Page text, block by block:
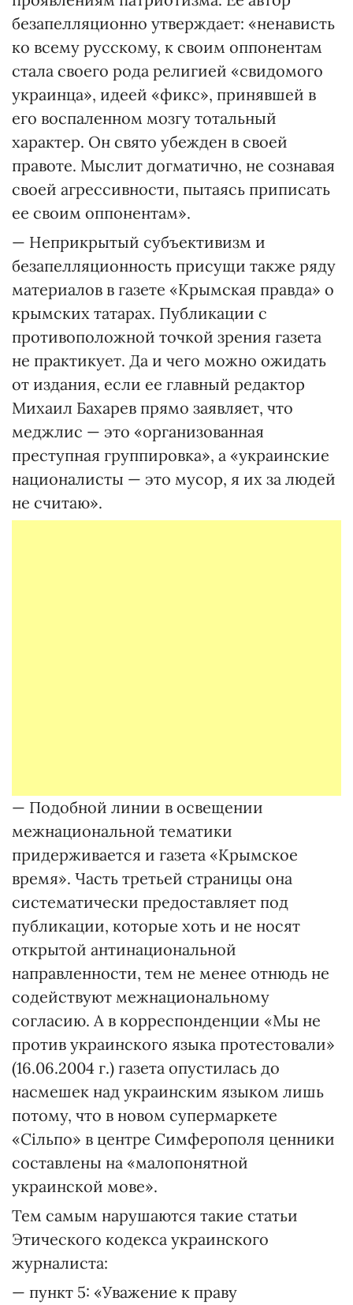
безапелляционно утверждает: «ненависть
ко всему русскому, к своим оппонентам
стала своего рода религией «свидомого
украинца», идеей «фикс», принявшей в
его воспаленном мозгу тотальный
характер. Он свято убежден в своей
правоте. Мыслит догматично, не сознавая
своей агрессивности, пытаясь приписать
ее своим оппонентам».
— Неприкрытый субъективизм и
безапелляционность присущи также ряду
материалов в газете «Крымская правда» о
крымских татарах. Публикации с
противоположной точкой зрения газета
не практикует. Да и чего можно ожидать
от издания, если ее главный редактор
Михаил Бахарев прямо заявляет, что
меджлис — это «организованная
преступная группировка», а «украинские
националисты — это мусор, я их за людей
не считаю».
— Подобной линии в освещении
межнациональной тематики
придерживается и газета «Крымское
время». Часть третьей страницы она
систематически предоставляет под
публикации, которые хоть и не носят
открытой антинациональной
направленности, тем не менее отнюдь не
содействуют межнациональному
согласию. А в корреспонденции «Мы не
против украинского языка протестовали»
(16.06.2004 г.) газета опустилась до
насмешек над украинским языком лишь
потому, что в новом супермаркете
«Сільпо» в центре Симферополя ценники
составлены на «малопонятной
украинской мове».
Тем самым нарушаются такие статьи
Этического кодекса украинского
журналиста:
— пункт 5: «Уважение к праву